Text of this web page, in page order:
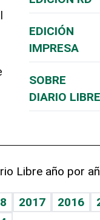
EDICIÓN
IMPRESA
SOBRE
DIARIO LIBRE
Libre año por
2017 2016